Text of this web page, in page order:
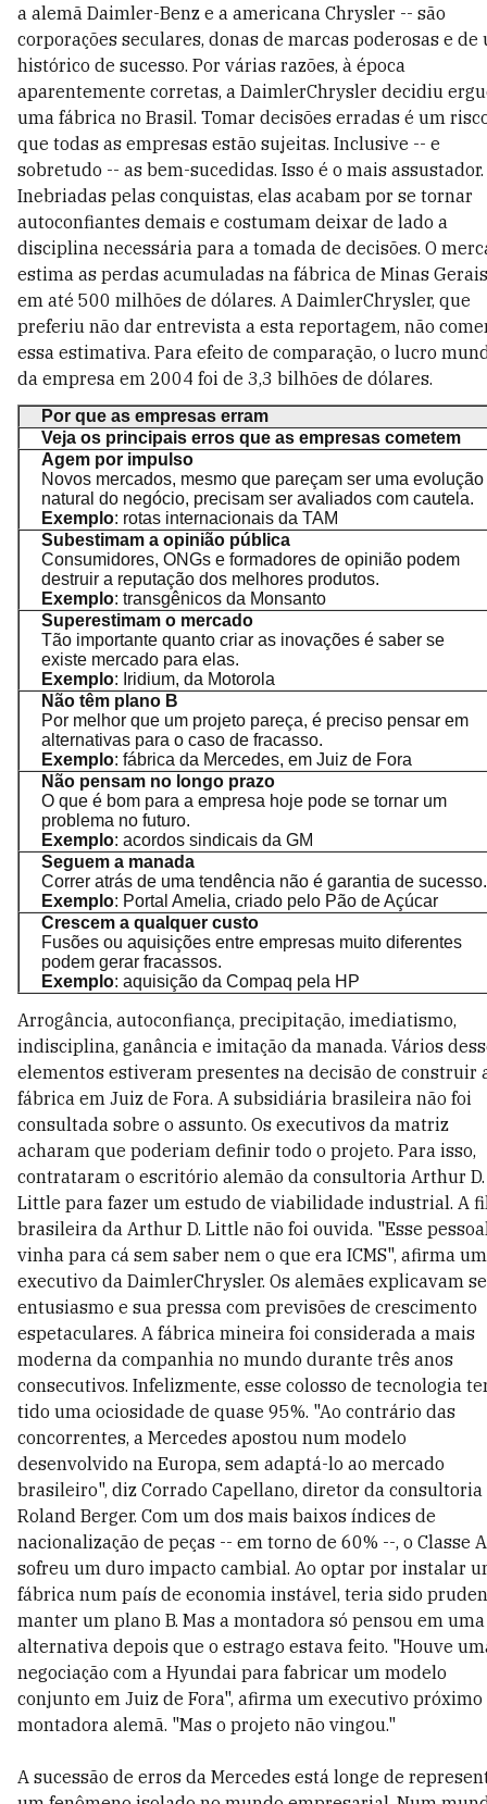
a alemã Daimler-Benz e a americana Chrysler -- são
corporações seculares, donas de marcas poderosas e de
histórico de sucesso. Por várias razões, à época
aparentemente corretas, a DaimlerChrysler decidiu
uma fábrica no Brasil. Tomar decisões erradas é um
que todas as empresas estão sujeitas. Inclusive -- e
sobretudo -- as bem-sucedidas. Isso é o mais assustador.
Inebriadas pelas conquistas, elas acabam por se tornar
autoconfiantes demais e costumam deixar de lado a
disciplina necessária para a tomada de decisões. O
estima as perdas acumuladas na fábrica de Minas Gerais
em até 500 milhões de dólares. A DaimlerChrysler, que
preferiu não dar entrevista a esta reportagem, não
essa estimativa. Para efeito de comparação, o lucro
da empresa em 2004 foi de 3,3 bilhões de dólares.
Por que as empresas erram
Veja os principais erros que as empresas cometem
Agem por impulso
Novos mercados, mesmo que pareçam ser uma evolução
natural do negócio, precisam ser avaliados com cautela.
Exemplo: rotas internacionais da TAM
Subestimam a opinião pública
Consumidores, ONGs e formadores de opinião podem
destruir a reputação dos melhores produtos.
Exemplo: transgênicos da Monsanto
Superestimam o mercado
Tão importante quanto criar as inovações é saber se
existe mercado para elas.
Exemplo: Iridium, da Motorola
Não têm plano B
Por melhor que um projeto pareça, é preciso pensar em
alternativas para o caso de fracasso.
Exemplo: fábrica da Mercedes, em Juiz de Fora
Não pensam no longo prazo
O que é bom para a empresa hoje pode se tornar um
problema no futuro.
Exemplo: acordos sindicais da GM
Seguem a manada
Correr atrás de uma tendência não é garantia de sucesso.
Exemplo: Portal Amelia, criado pelo Pão de Açúcar
Crescem a qualquer custo
Fusões ou aquisições entre empresas muito diferentes
podem gerar fracassos.
Exemplo: aquisição da Compaq pela HP
Arrogância, autoconfiança, precipitação, imediatismo,
indisciplina, ganância e imitação da manada. Vários
elementos estiveram presentes na decisão de construir
fábrica em Juiz de Fora. A subsidiária brasileira não foi
consultada sobre o assunto. Os executivos da matriz
acharam que poderiam definir todo o projeto. Para isso,
contrataram o escritório alemão da consultoria Arthur D.
Little para fazer um estudo de viabilidade industrial. A
brasileira da Arthur D. Little não foi ouvida. "Esse
vinha para cá sem saber nem o que era ICMS", afirma
executivo da DaimlerChrysler. Os alemães explicavam
entusiasmo e sua pressa com previsões de crescimento
espetaculares. A fábrica mineira foi considerada a mais
moderna da companhia no mundo durante três anos
consecutivos. Infelizmente, esse colosso de tecnologia
tido uma ociosidade de quase 95%. "Ao contrário das
concorrentes, a Mercedes apostou num modelo
desenvolvido na Europa, sem adaptá-lo ao mercado
brasileiro", diz Corrado Capellano, diretor da consultoria
Roland Berger. Com um dos mais baixos índices de
nacionalização de peças -- em torno de 60% --, o Classe A
sofreu um duro impacto cambial. Ao optar por instalar
fábrica num país de economia instável, teria sido
manter um plano B. Mas a montadora só pensou em uma
alternativa depois que o estrago estava feito. "Houve
negociação com a Hyundai para fabricar um modelo
conjunto em Juiz de Fora", afirma um executivo próximo
montadora alemã. "Mas o projeto não vingou."
A sucessão de erros da Mercedes está longe de